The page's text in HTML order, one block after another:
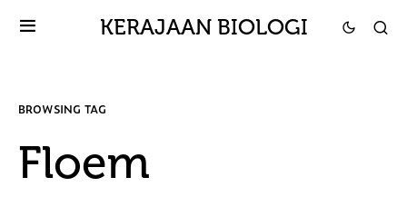
KERAJAAN BIOLOGI
BROWSING TAG
Floem